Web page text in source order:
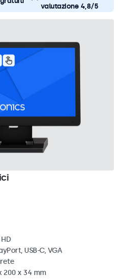
valutazione 4,8/5
USB-C, VGA
200 x 34 mm